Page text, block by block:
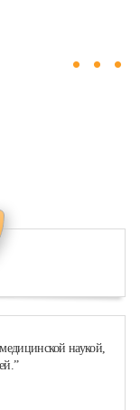
...
наукой,